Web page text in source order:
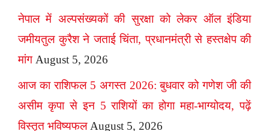
नेपाल में अल्पसंख्यकों की सुरक्षा को लेकर ऑल इंडिया
जमीयतुल कुरैश ने जताई चिंता, प्रधानमंत्री से हस्तक्षेप की
मांग August 5, 2026
आज का राशिफल 5 अगस्त 2026: बुधवार को गणेश जी की
असीम कृपा से इन 5 राशियों का होगा महा-भाग्योदय, पढ़ें
विस्तृत भविष्यफल August 5, 2026